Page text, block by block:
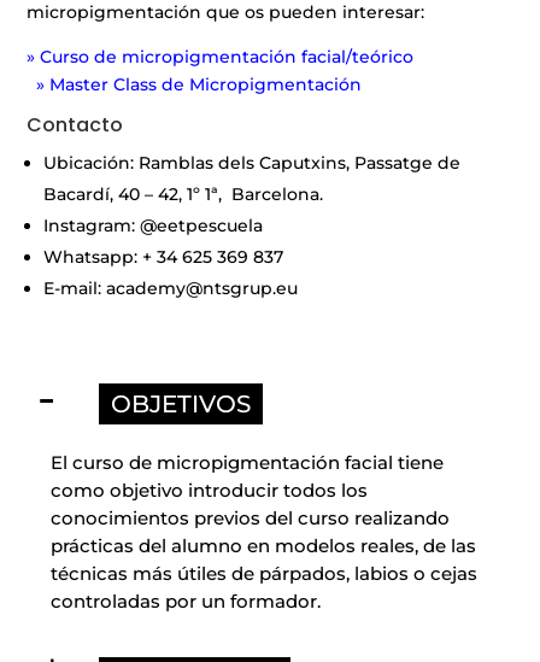
micropigmentación que os pueden interesar:
» Curso de micropigmentación facial/teórico
» Master Class de Micropigmentación
Contacto
Ubicación: Ramblas dels Caputxins, Passatge de
Bacardí, 40 – 42, 1º 1ª, Barcelona.
Instagram: @eetpescuela
Whatsapp: + 34 625 369 837
E-mail: academy@ntsgrup.eu
OBJETIVOS
El curso de micropigmentación facial tiene
como objetivo introducir todos los
conocimientos previos del curso realizando
prácticas del alumno en modelos reales, de las
técnicas más útiles de párpados, labios o cejas
controladas por un formador.